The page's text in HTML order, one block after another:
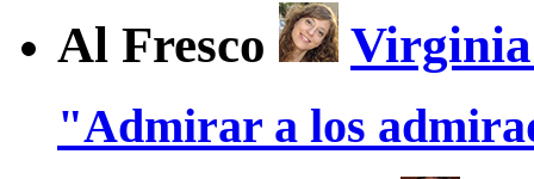
Al Fresco
"Admirar a los